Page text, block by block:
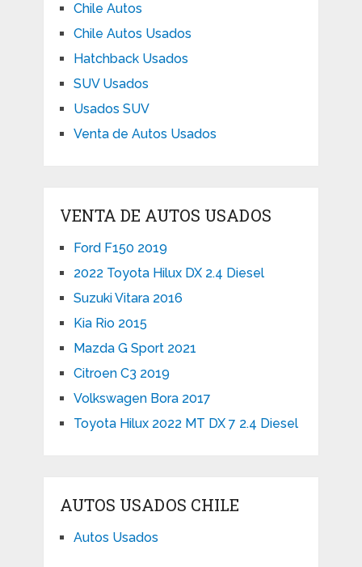
Chile Autos
Chile Autos Usados
Hatchback Usados
SUV Usados
Usados SUV
Venta de Autos Usados
VENTA DE AUTOS USADOS
Ford F150 2019
2022 Toyota Hilux DX 2.4 Diesel
Suzuki Vitara 2016
Kia Rio 2015
Mazda G Sport 2021
Citroen C3 2019
Volkswagen Bora 2017
Toyota Hilux 2022 MT DX 7 2.4 Diesel
AUTOS USADOS CHILE
Autos Usados